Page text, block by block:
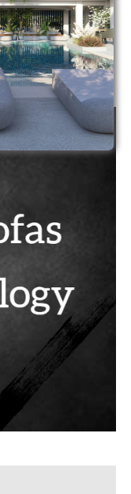
0 0
0 0